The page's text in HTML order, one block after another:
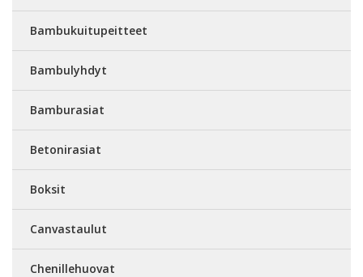
Bambukuitupeitteet
Bambulyhdyt
Bamburasiat
Betonirasiat
Boksit
Canvastaulut
Chenillehuovat